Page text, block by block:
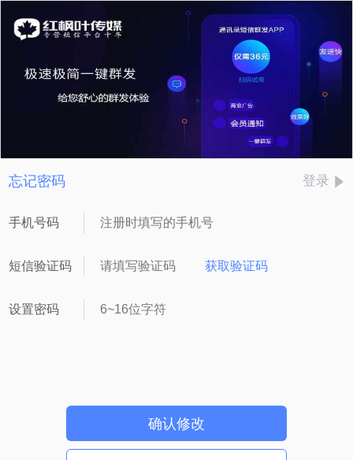
忘记密码 登录
手机号码
短信验证码 获取验证码
设置密码